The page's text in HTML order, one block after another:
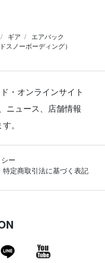
ギア
エアバック
スノーボーディング）
・オンラインサイト
ニュース、店舗情報
。
ー
特定商取引法に基づく表記